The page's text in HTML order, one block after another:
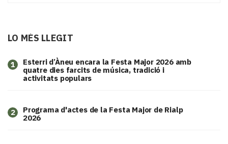
LO MÉS LLEGIT
1
Esterri d’Àneu encara la Festa Major 2026 amb
quatre dies farcits de música, tradició i
activitats populars
2
Programa d'actes de la Festa Major de Rialp
2026